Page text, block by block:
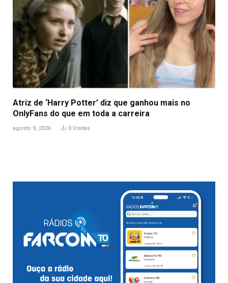
Atriz de ‘Harry Potter’ diz que ganhou mais no
OnlyFans do que em toda a carreira
agosto 9, 2026 0 Visitas